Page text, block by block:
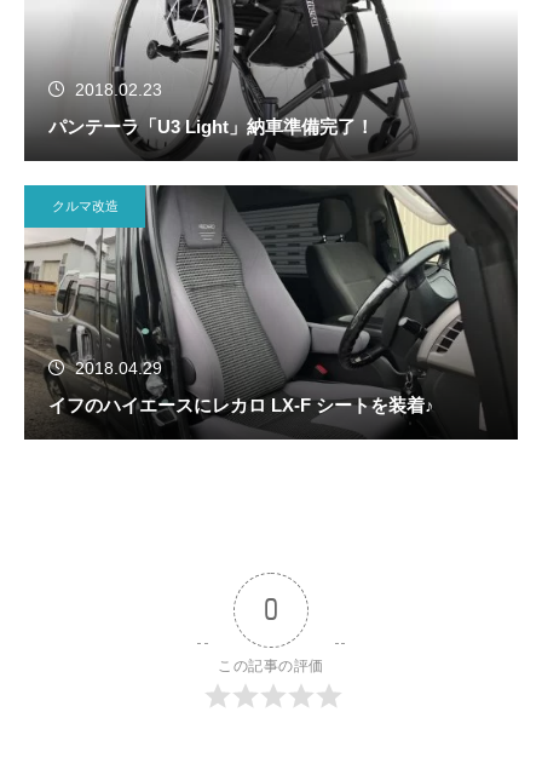
2018.02.23
パンテーラ「U3 Light」納車準備完了！
クルマ改造
2018.04.29
イフのハイエースにレカロ LX-F シートを装着♪
0
この記事の評価